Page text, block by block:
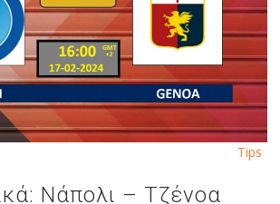
Νάπολι – Τζένοα
Tips